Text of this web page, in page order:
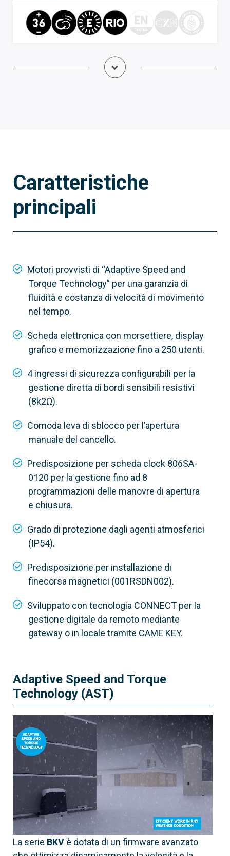
801MS-0310
BKV20AGS
Lunghezza max. anta
20 m
Peso max. anta
801MS-0320
BKV25AGS
Versione standard
Lunghezza max. anta
20 m
Caratteristiche
principali
Motori provvisti di “Adaptive Speed and
Torque Technology” per una garanzia di
fluidità e costanza di velocità di movimento
nel tempo.
Scheda elettronica con morsettiere, display
grafico e memorizzazione fino a 250 utenti.
4 ingressi di sicurezza configurabili per la
gestione diretta di bordi sensibili resistivi
(8k2Ω).
Comoda leva di sblocco per l’apertura
manuale del cancello.
Predisposizione per scheda clock 806SA-
0120 per la gestione fino ad 8
programmazioni delle manovre di apertura
e chiusura.
Grado di protezione dagli agenti atmosferici
(IP54).
Predisposizione per installazione di
finecorsa magnetici (001RSDN002).
Sviluppato con tecnologia CONNECT per la
gestione digitale da remoto mediante
gateway o in locale tramite CAME KEY.
Adaptive Speed and Torque
Technology (AST)
La serie BKV è dotata di un firmware avanzato